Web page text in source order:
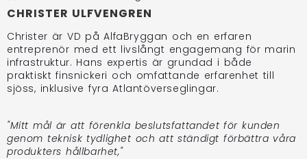
CHRISTER ULFVENGREN
Christer är VD på AlfaBryggan och en erfaren
entreprenör med ett livslångt engagemang för marin
infrastruktur. Hans expertis är grundad i både
praktiskt finsnickeri och omfattande erfarenhet till
sjöss, inklusive fyra Atlantöverseglingar.
"Mitt mål är att förenkla beslutsfattandet för kunden
genom teknisk tydlighet och att ständigt förbättra våra
produkters hållbarhet,"